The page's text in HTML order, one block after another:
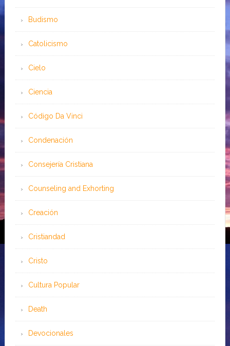
Budismo
Catolicismo
Cielo
Ciencia
Código Da Vinci
Condenación
Consejería Cristiana
Counseling and Exhorting
Creación
Cristiandad
Cristo
Cultura Popular
Death
Devocionales